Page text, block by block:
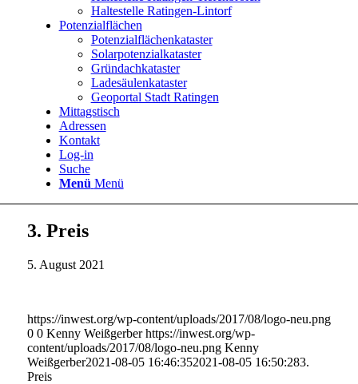
Haltestelle Ratingen-Lintorf
Potenzialflächen
Potenzialflächenkataster
Solarpotenzialkataster
Gründachkataster
Ladesäulenkataster
Geoportal Stadt Ratingen
Mittagstisch
Adressen
Kontakt
Log-in
Suche
Menü Menü
3. Preis
5. August 2021
https://inwest.org/wp-content/uploads/2017/08/logo-neu.png
0 0 Kenny Weißgerber https://inwest.org/wp-
content/uploads/2017/08/logo-neu.png Kenny
Weißgerber2021-08-05 16:46:352021-08-05 16:50:283.
Preis